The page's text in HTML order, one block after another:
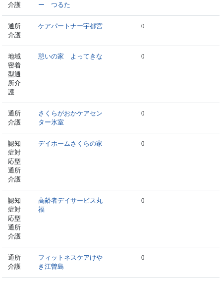
介護
ー つるた
通所
介護
ケアパートナー宇都宮 0
地域
密着
型通
所介
護
憩いの家 よってきな 0
通所
介護
さくらがおかケアセン
ター氷室
0
認知
症対
応型
通所
介護
デイホームさくらの家 0
認知
症対
応型
通所
介護
高齢者デイサービス丸
福
0
通所
介護
フィットネスケアけや
き江曽島
0